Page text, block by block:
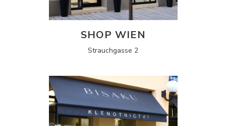
SHOP WIEN
Strauchgasse 2